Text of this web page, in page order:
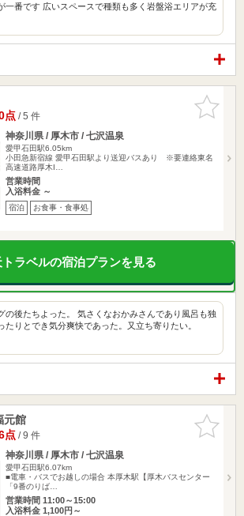
一番です 広いスペースで種類も多く岩盤浴エリアが充
お気に入
りに追加
点/ 5 件
神奈川県 / 厚木市 / 七沢温泉
愛甲石田駅6.05km
小田急新宿線 愛甲石田駅より送迎バスあり ※要連絡東名
高速道路厚木I…
営業時間
入浴料金 ～
宿泊 お食事・食事処
ラベルの宿泊プランを見る
の後たちよった。 気さくなおかみさんであり風呂も独
たりとでき気分爽快であった。又立ち寄りたい。
お気に入
りに追加
元館
点/ 9 件
神奈川県 / 厚木市 / 七沢温泉
愛甲石田駅6.07km
■電車・バスでお越しの場合 本厚木駅【厚木バスセンター
「9番のりば…
営業時間 11:00～15:00
入浴料金 1,100円～